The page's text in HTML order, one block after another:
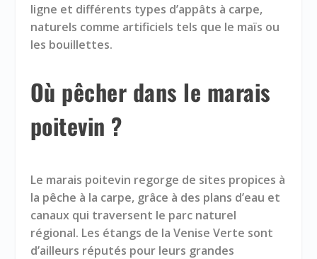
ligne et différents types d’appâts à carpe,
naturels comme artificiels tels que le maïs ou
les bouillettes.
Où pêcher dans le marais
poitevin ?
Le marais poitevin regorge de sites propices à
la pêche à la carpe, grâce à des plans d’eau et
canaux qui traversent le parc naturel
régional. Les étangs de la Venise Verte sont
d’ailleurs réputés pour leurs grandes